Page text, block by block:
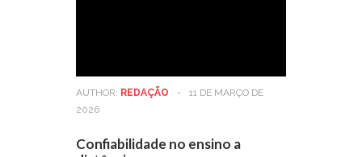
AUTHOR: REDAÇÃO -
11 DE MARÇO DE
2026
Confiabilidade no ensino a